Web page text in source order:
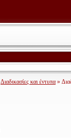
Διαδικασίες και έντυπα »